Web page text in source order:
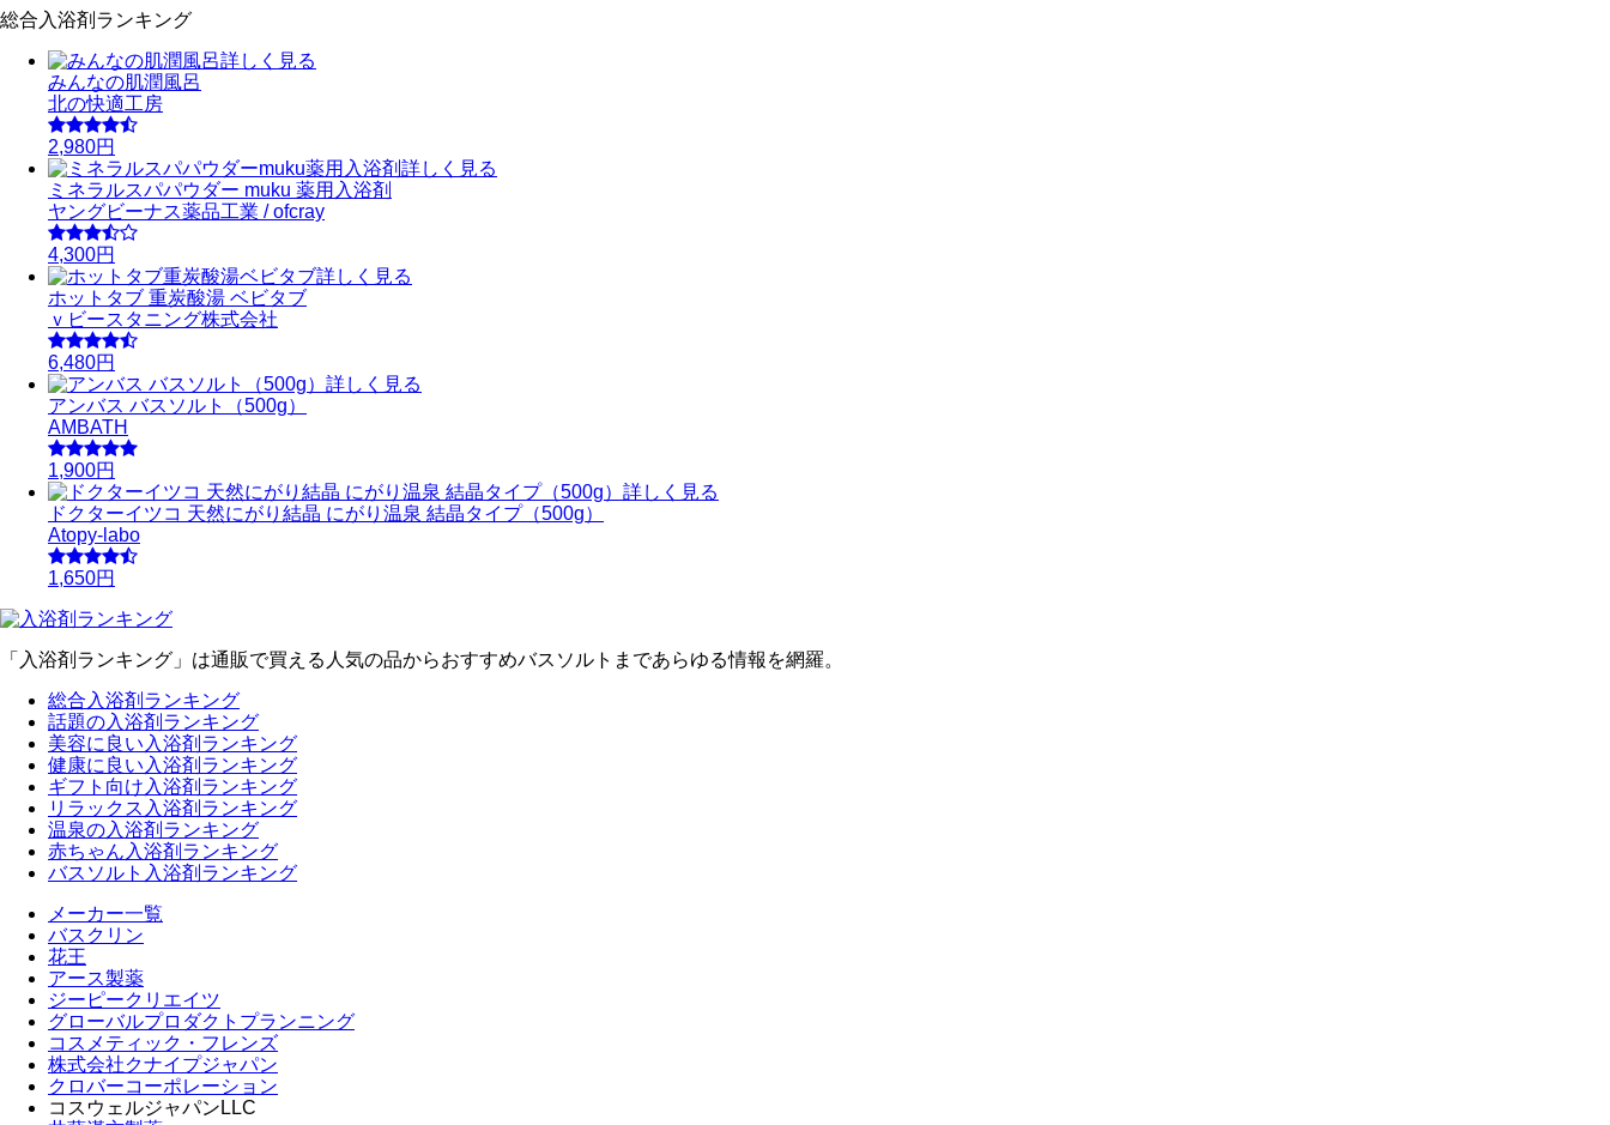
総合入浴剤ランキング
詳しく見る
みんなの肌潤風呂
北の快適工房
2,980円
詳しく見る
ミネラルスパパウダー muku 薬用入浴剤
ヤングビーナス薬品工業 / ofcray
4,300円
詳しく見る
ホットタブ 重炭酸湯 ベビタブ
ｖビースタニング株式会社
6,480円
詳しく見る
アンバス バスソルト（500g）
AMBATH
1,900円
詳しく見る
ドクターイツコ 天然にがり結晶 にがり温泉 結晶タイプ（500g）
Atopy-labo
1,650円
「入浴剤ランキング」は通販で買える人気の品からおすすめバスソルトまであらゆる情報を網羅。
総合入浴剤ランキング
話題の入浴剤ランキング
美容に良い入浴剤ランキング
健康に良い入浴剤ランキング
ギフト向け入浴剤ランキング
リラックス入浴剤ランキング
温泉の入浴剤ランキング
赤ちゃん入浴剤ランキング
バスソルト入浴剤ランキング
メーカー一覧
バスクリン
花王
アース製薬
ジーピークリエイツ
グローバルプロダクトプランニング
コスメティック・フレンズ
株式会社クナイプジャパン
クロバーコーポレーション
コスウェルジャパンLLC